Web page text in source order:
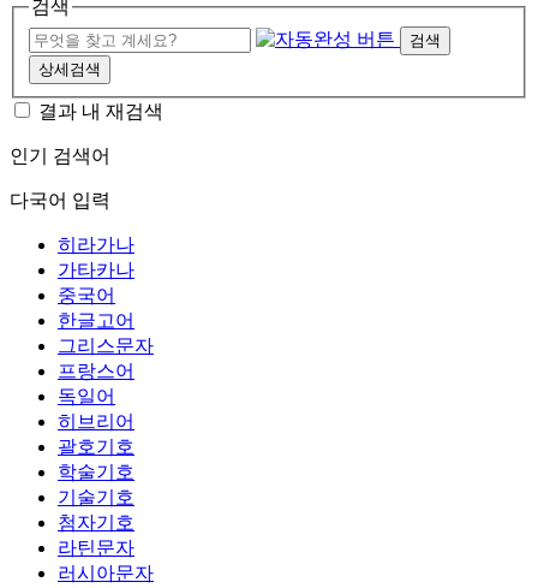
검색
검색
상세검색
결과 내 재검색
인기 검색어
다국어 입력
히라가나
가타카나
중국어
한글고어
그리스문자
프랑스어
독일어
히브리어
괄호기호
학술기호
기술기호
첨자기호
라틴문자
러시아문자